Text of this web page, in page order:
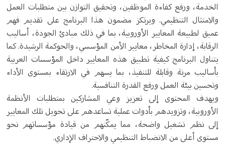
الخدمة، ورفع كفاءة الموظفين، وتحقيق التوازن بين متطلبات العمل
والامتثال التنظيمي. ويرتكز مضمون هذا البرنامج على تقديم فهم
عميق لطبيعة المعايير الأوروبية، بما في ذلك مبادئ الجودة، أساليب
الرقابة، إدارة المخاطر، معايير الأمن المؤسسي، والحوكمة الرشيدة. كما
يتناول البرنامج كيفية تطبيق هذه المعايير داخل المؤسسات العربية
بأساليب مرنة وقابلة للتنفيذ، بما يسهم في الارتقاء بمستوى الأداء
وتحسين بيئة العمل ورفع القدرة التنافسية.
ويهدف المحتوى إلى تعزيز وعي المشاركين بمتطلبات الأنظمة
الأوروبية، وتزويدهم بأدوات عملية تساعدهم على تحويل تلك المعايير
إلى نظم تشغيل واضحة، مما يمكّنهم من قيادة مؤسساتهم نحو
مستوى أعلى من الانضباط التنظيمي والاحتراف الإداري.